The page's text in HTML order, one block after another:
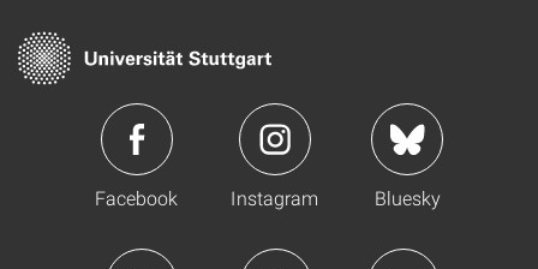
Facebook Instagram Bluesky